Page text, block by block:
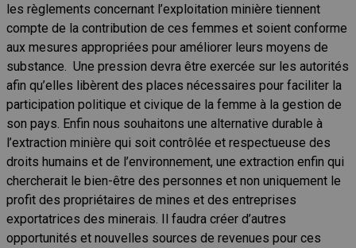
les règlements concernant l’exploitation minière tiennent
compte de la contribution de ces femmes et soient conforme
aux mesures appropriées pour améliorer leurs moyens de
substance. Une pression devra être exercée sur les autorités
afin qu’elles libèrent des places nécessaires pour faciliter la
participation politique et civique de la femme à la gestion de
son pays. Enfin nous souhaitons une alternative durable à
l’extraction minière qui soit contrôlée et respectueuse des
droits humains et de l’environnement, une extraction enfin qui
chercherait le bien-être des personnes et non uniquement le
profit des propriétaires de mines et des entreprises
exportatrices des minerais. Il faudra créer d’autres
opportunités et nouvelles sources de revenues pour ces